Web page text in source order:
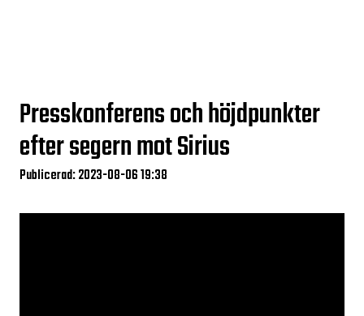
Presskonferens och höjdpunkter
efter segern mot Sirius
Publicerad: 2023-08-06 19:38